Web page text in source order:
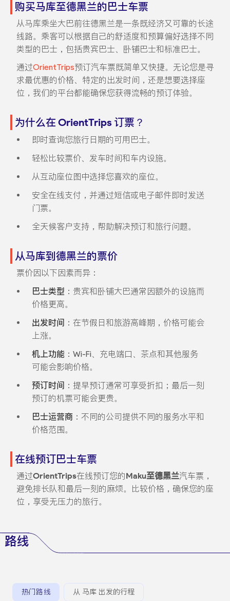
购买马库至德黑兰的巴士车票
从马库乘坐大巴前往德黑兰是一条既经济又可靠的长途
线路。乘客可以根据自己的舒适度和预算偏好选择不同
类型的巴士，包括贵宾巴士、卧铺巴士和标准巴士。
通过OrientTrips预订汽车票既简单又快捷。无论您是寻
求最优惠的价格、特定的出发时间，还是想要选择座
位，我们的平台都能确保您获得流畅的预订体验。
为什么在 OrientTrips 订票？
即时查询您旅行日期的可用巴士。
轻松比较票价、发车时间和车内设施。
从互动座位图中选择您喜欢的座位。
安全在线支付，并通过短信或电子邮件即时发送
门票。
全天候客户支持，帮助解决预订和旅行问题。
从马库到德黑兰的票价
票价因以下因素而异：
巴士类型 ：贵宾和卧铺大巴通常因额外的设施而
价格更高。
出发时间 ：在节假日和旅游高峰期，价格可能会
上涨。
机上功能 ：Wi-Fi、充电端口、茶点和其他服务
可能会影响价格。
预订时间 ：提早预订通常可享受折扣；最后一刻
预订的机票可能会更贵。
巴士运营商：不同的公司提供不同的服务水平和
价格范围。
在线预订巴士车票
通过OrientTrips在线预订您的Maku至德黑兰汽车票，
避免排长队和最后一刻的麻烦。比较价格，确保您的座
位，享受无压力的旅行。
路线
热门路线 从 马库 出发的行程